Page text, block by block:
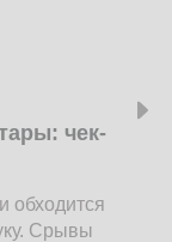
чек-
обходится
Срывы